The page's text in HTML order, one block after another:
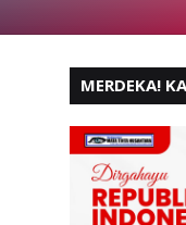
MERDEKA!